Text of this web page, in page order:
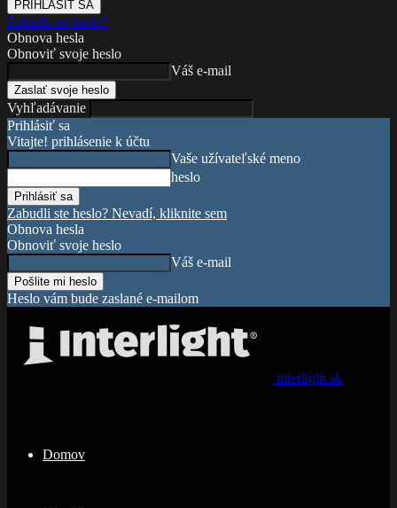
Zabudli ste heslo?
Obnova hesla
Obnoviť svoje heslo
Váš e-mail
Vyhľadávanie
Prihlásiť sa
Vitajte! prihlásenie k účtu
Vaše užívateľské meno
heslo
Zabudli ste heslo? Nevadí, kliknite sem
Obnova hesla
Obnoviť svoje heslo
Váš e-mail
Heslo vám bude zaslané e-mailom
interlight.sk
Domov